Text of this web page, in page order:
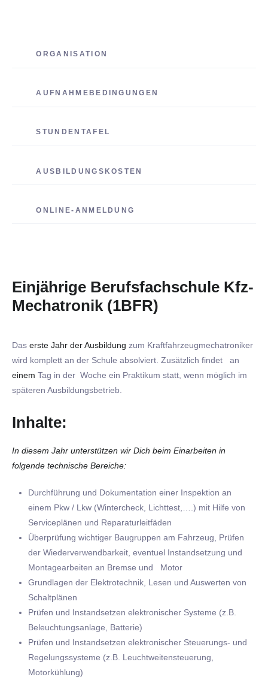
ORGANISATION
AUFNAHMEBEDINGUNGEN
STUNDENTAFEL
AUSBILDUNGSKOSTEN
ONLINE-ANMELDUNG
Einjährige Berufsfachschule Kfz-
Mechatronik (1BFR)
Das erste Jahr der Ausbildung zum Kraftfahrzeugmechatroniker
wird komplett an der Schule absolviert. Zusätzlich findet an
einem Tag in der Woche ein Praktikum statt, wenn möglich im
späteren Ausbildungsbetrieb.
Inhalte:
In diesem Jahr unterstützen wir Dich beim Einarbeiten in
folgende technische Bereiche:
Durchführung und Dokumentation einer Inspektion an
einem Pkw / Lkw (Wintercheck, Lichttest,….) mit Hilfe von
Serviceplänen und Reparaturleitfäden
Überprüfung wichtiger Baugruppen am Fahrzeug, Prüfen
der Wiederverwendbarkeit, eventuel Instandsetzung und
Montagearbeiten an Bremse und Motor
Grundlagen der Elektrotechnik, Lesen und Auswerten von
Schaltplänen
Prüfen und Instandsetzen elektronischer Systeme (z.B.
Beleuchtungsanlage, Batterie)
Prüfen und Instandsetzen elektronischer Steuerungs- und
Regelungssysteme (z.B. Leuchtweitensteuerung,
Motorkühlung)